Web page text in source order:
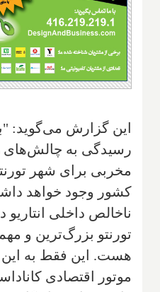
این گزارش می‌گوید:
رسیدگی به چالش‌های
مخربی برای شهر
ناخالص داخلی
تورنتو بزرگ‌ترین و
هست. این فقط به این
موتور اقتصادی